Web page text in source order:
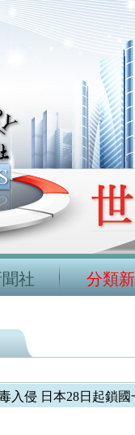
社 分類
入侵 日本28日起鎖國